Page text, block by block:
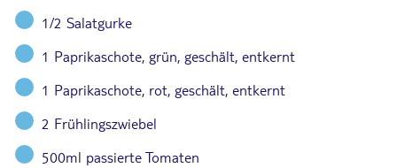
1/2 Salatgurke
1 Paprikaschote, grün, geschält, entkernt
1 Paprikaschote, rot, geschält, entkernt
2 Frühlingszwiebel
500ml passierte Tomaten